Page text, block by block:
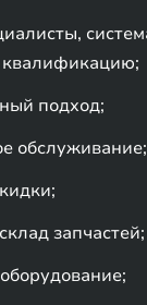
подход;
обслуживание;
запчастей;